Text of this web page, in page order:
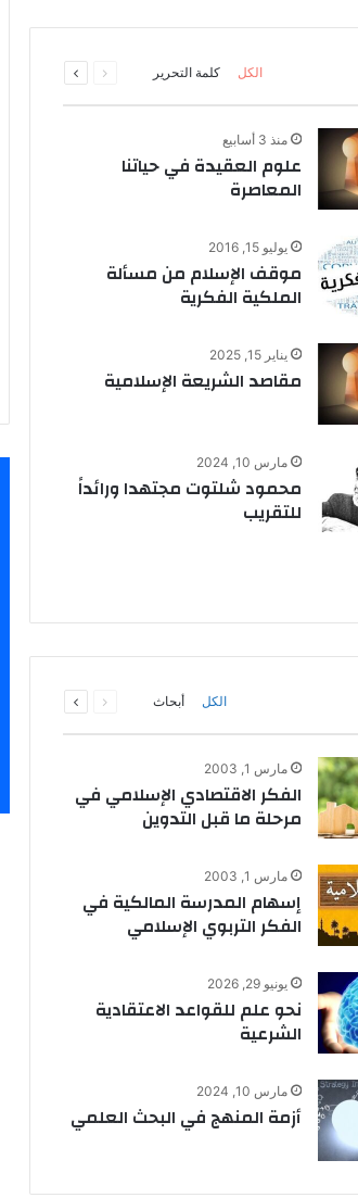
الكل كلمة التحرير
الصفحة
منذ 3 أسابيع
علوم العقيدة في حياتنا
المعاصرة
يوليو 15, 2016
موقف الإسلام من مسألة
الملكية الفكرية
يناير 15, 2025
مقاصد الشريعة الإسلامية
مارس 10, 2024
محمود شلتوت مجتهدا ورائداً
للتقريب
الكل أبحاث
الصفحة
مارس 1, 2003
الفكر الاقتصادي الإسلامي في
مرحلة ما قبل التدوين
مارس 1, 2003
إسهام المدرسة المالكية في
الفكر التربوي الإسلامي
يونيو 29, 2026
نحو علم للقواعد الاعتقادية
الشرعية
مارس 10, 2024
أزمة المنهج في البحث العلمي